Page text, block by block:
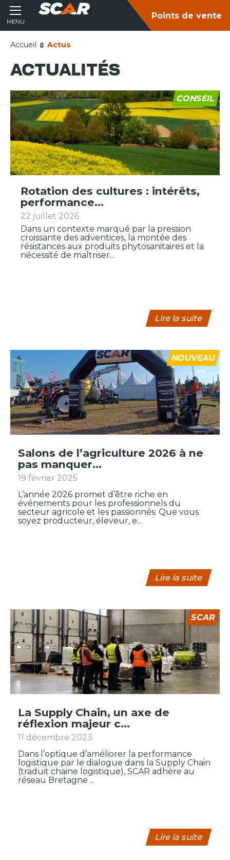
MENU
Points de vente
Accueil Actus
ACTUALITÉS
CONSEIL
Rotation des cultures : intérêts,
performance...
22 juillet 2026
Dans un contexte marqué par la pression
croissante des adventices, la montée des
résistances aux produits phytosanitaires et la
nécessité de maîtriser...
Lire la suite
NOUVEAU
Salons de l’agriculture 2026 à ne
pas manquer...
19 février 2025
L’année 2026 promet d’être riche en
événements pour les professionnels du
secteur agricole et les passionnés. Que vous
soyez producteur, éleveur, e...
Lire la suite
SCAR
La Supply Chain, un axe de
réflexion majeur c...
11 décembre 2023
Dans l’optique d’améliorer la performance
logistique par le dialogue dans la Supply Chain
(traduit chaine logistique), SCAR adhère au
réseau Bretagne ...
Lire la suite